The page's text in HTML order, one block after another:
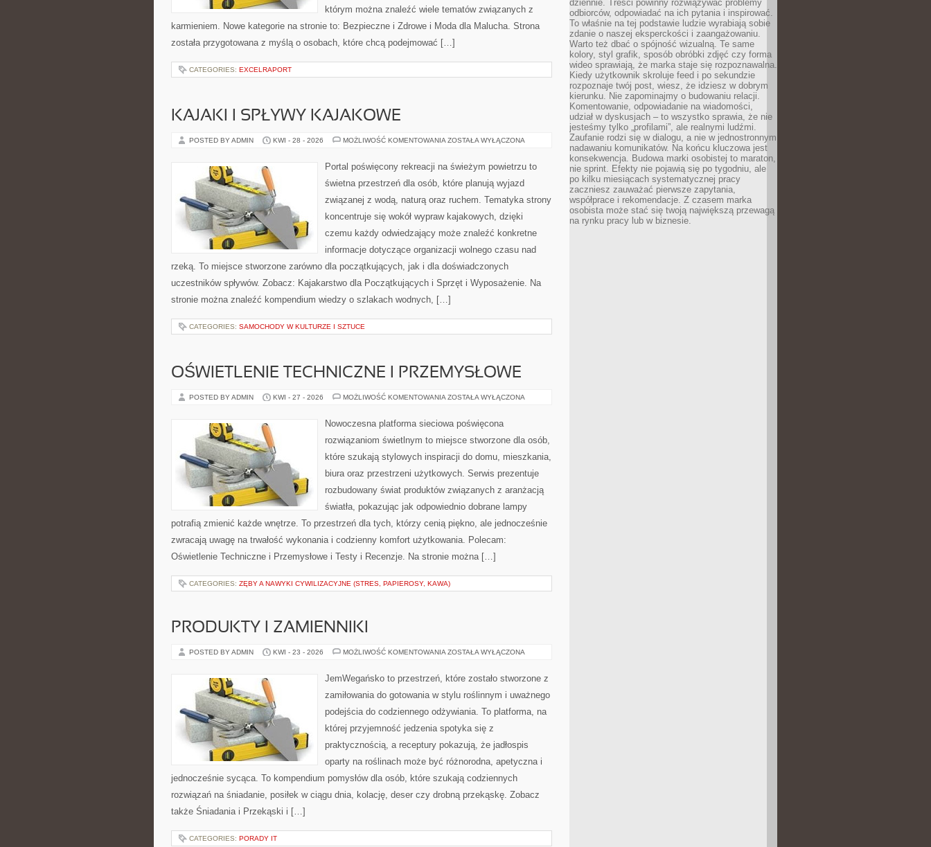
którym można znaleźć wiele tematów związanych z
karmieniem. Nowe kategorie na stronie to: Bezpieczne i Zdrowe i Moda dla Malucha. Strona
została przygotowana z myślą o osobach, które chcą podejmować […]
CATEGORIES: EXCELRAPORT
KAJAKI I SPŁYWY KAJAKOWE
POSTED BY ADMIN KWI - 28 - 2026 MOŻLIWOŚĆ KOMENTOWANIA KAJAKI
KAJAKOWE
ZOSTAŁA WYŁĄCZONA
Portal poświęcony rekreacji na świeżym powietrzu to
świetna przestrzeń dla osób, które planują wyjazd
związanej z wodą, naturą oraz ruchem. Tematyka strony
koncentruje się wokół wypraw kajakowych, dzięki
czemu każdy odwiedzający może znaleźć konkretne
informacje dotyczące organizacji wolnego czasu nad
rzeką. To miejsce stworzone zarówno dla początkujących, jak i dla doświadczonych
uczestników spływów. Zobacz: Kajakarstwo dla Początkujących i Sprzęt i Wyposażenie. Na
stronie można znaleźć kompendium wiedzy o szlakach wodnych, […]
CATEGORIES: SAMOCHODY W KULTURZE I SZTUCE
OŚWIETLENIE TECHNICZNE I PRZEMYSŁOWE
POSTED BY ADMIN KWI - 27 - 2026 MOŻLIWOŚĆ KOMENTOWANIA OŚWIETLENIE
PRZEMYSŁOWE
ZOSTAŁA WYŁĄCZONA
Nowoczesna platforma sieciowa poświęcona
rozwiązaniom świetlnym to miejsce stworzone dla osób,
które szukają stylowych inspiracji do domu, mieszkania,
biura oraz przestrzeni użytkowych. Serwis prezentuje
rozbudowany świat produktów związanych z aranżacją
światła, pokazując jak odpowiednio dobrane lampy
potrafią zmienić każde wnętrze. To przestrzeń dla tych, którzy cenią piękno, ale jednocześnie
zwracają uwagę na trwałość wykonania i codzienny komfort użytkowania. Polecam:
Oświetlenie Techniczne i Przemysłowe i Testy i Recenzje. Na stronie można […]
CATEGORIES: ZĘBY A NAWYKI CYWILIZACYJNE (STRES, PAPIEROSY, KAWA)
PRODUKTY I ZAMIENNIKI
POSTED BY ADMIN KWI - 23 - 2026 MOŻLIWOŚĆ KOMENTOWANIA PRODUKTY
ZOSTAŁA WYŁĄCZONA
JemWegańsko to przestrzeń, które zostało stworzone z
zamiłowania do gotowania w stylu roślinnym i uważnego
podejścia do codziennego odżywiania. To platforma, na
której przyjemność jedzenia spotyka się z
praktycznością, a receptury pokazują, że jadłospis
oparty na roślinach może być różnorodna, apetyczna i
jednocześnie sycąca. To kompendium pomysłów dla osób, które szukają codziennych
rozwiązań na śniadanie, posiłek w ciągu dnia, kolację, deser czy drobną przekąskę. Zobacz
także Śniadania i Przekąski i […]
CATEGORIES: PORADY IT
dziennie. Treści powinny rozwiązywać problemy
odbiorców, odpowiadać na ich pytania i inspirować.
To właśnie na tej podstawie ludzie wyrabiają sobie
zdanie o naszej eksperckości i zaangażowaniu.
Warto też dbać o spójność wizualną. Te same
kolory, styl grafik, sposób obróbki zdjęć czy forma
wideo sprawiają, że marka staje się rozpoznawalna.
Kiedy użytkownik skroluje feed i po sekundzie
rozpoznaje twój post, wiesz, że idziesz w dobrym
kierunku. Nie zapominajmy o budowaniu relacji.
Komentowanie, odpowiadanie na wiadomości,
udział w dyskusjach – to wszystko sprawia, że nie
jesteśmy tylko „profilami”, ale realnymi ludźmi.
Zaufanie rodzi się w dialogu, a nie w jednostronnym
nadawaniu komunikatów. Na końcu kluczowa jest
konsekwencja. Budowa marki osobistej to maraton,
nie sprint. Efekty nie pojawią się po tygodniu, ale
po kilku miesiącach systematycznej pracy
zaczniesz zauważać pierwsze zapytania,
współprace i rekomendacje. Z czasem marka
osobista może stać się twoją największą przewagą
na rynku pracy lub w biznesie.